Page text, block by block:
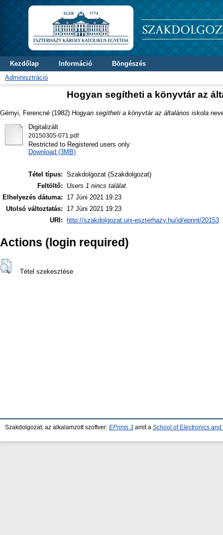
Kezdőlap Információ
Böngészés
Adminisztráció
Hogyan segítheti a könyvtár az
Gérnyi, Ferencné (1982) Hogyan segítheti a könyvtár az általános iskola
Digitalizált
20150305-071.pdf
Restricted to Registered users only
Download (3MB)
Tétel típus: Szakdolgozat (Szakdolgozat)
Feltöltő:
Users 1 nincs találat.
Elhelyezés dátuma:
17 Júni 2021 19:23
Utolsó változtatás:
17 Júni 2021 19:23
URI:
http://szakdolgozat.uni-eszterhazy.hu/id/eprint/20153
Actions (login required)
Tétel szekesztése
Szakdolgozat, az alkalamzott szoftver: EPrints 3 amit a School of Electronics